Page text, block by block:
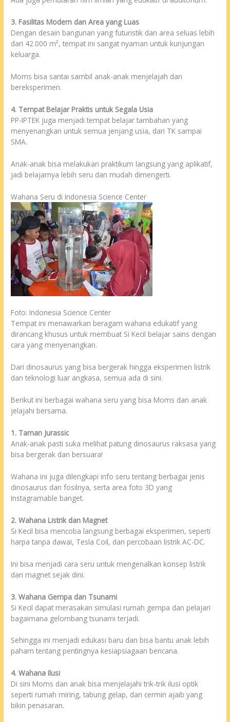
3. Fasilitas Modern dan Area yang Luas
Dengan desain bangunan yang futuristik dan area seluas lebih
dari 42.000 m², tempat ini sangat nyaman untuk kunjungan
keluarga.
Moms bisa santai sambil anak-anak menjelajah dan
bereksperimen.
4. Tempat Belajar Praktis untuk Segala Usia
PP-IPTEK juga menjadi tempat belajar tambahan yang
menyenangkan untuk semua jenjang usia, dari TK sampai
SMA.
Anak-anak bisa melakukan praktikum langsung yang aplikatif,
jadi belajarnya lebih seru dan mudah dimengerti.
Wahana Seru di Indonesia Science Center
Foto: Indonesia Science Center
Tempat ini menawarkan beragam wahana edukatif yang
dirancang khusus untuk membuat Si Kecil belajar sains dengan
cara yang menyenangkan.
Dari dinosaurus yang bisa bergerak hingga eksperimen listrik
dan teknologi luar angkasa, semua ada di sini.
Berikut ini berbagai wahana seru yang bisa Moms dan anak
jelajahi bersama.
1. Taman Jurassic
Anak-anak pasti suka melihat patung dinosaurus raksasa yang
bisa bergerak dan bersuara!
Wahana ini juga dilengkapi info seru tentang berbagai jenis
dinosaurus dan fosilnya, serta area foto 3D yang
Instagramable banget.
2. Wahana Listrik dan Magnet
Si Kecil bisa mencoba langsung berbagai eksperimen, seperti
harpa tanpa dawai, Tesla Coil, dan percobaan listrik AC-DC.
Ini bisa menjadi cara seru untuk mengenalkan konsep listrik
dan magnet sejak dini.
3. Wahana Gempa dan Tsunami
Si Kecil dapat merasakan simulasi rumah gempa dan pelajari
bagaimana gelombang tsunami terjadi.
Sehingga ini menjadi edukasi baru dan bisa bantu anak lebih
paham tentang pentingnya kesiapsiagaan bencana.
4. Wahana Ilusi
Di sini Moms dan anak bisa menjelajahi trik-trik ilusi optik
seperti rumah miring, tabung gelap, dan cermin ajaib yang
bikin penasaran.